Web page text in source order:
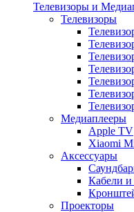
Телевизоры и
Телевизоры
Медиаплееры
Apple TV
Xiaomi
Аксессуары
Кабели и
Проекторы